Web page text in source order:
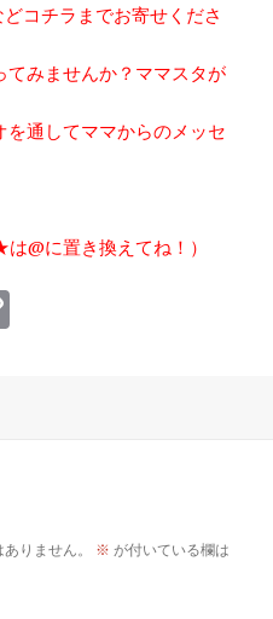
コチラまでお寄せくださ
みませんか？ママスタが
通してママからのメッセ
に置き換えてね！）
k
りません。 ※ が付いている欄は